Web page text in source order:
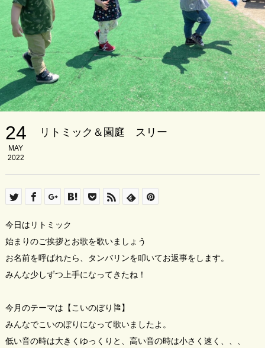
24
MAY
2022
リトミック＆園庭 スリー
今日はリトミック
始まりのご挨拶とお歌を歌いましょう
お名前を呼ばれたら、タンバリンを叩いてお返事をします。
みんな少しずつ上手になってきたね！
今月のテーマは【こいのぼり🎏】
みんなでこいのぼりになって歌いましたよ。
低い音の時は大きくゆっくりと、高い音の時は小さく速く、、、